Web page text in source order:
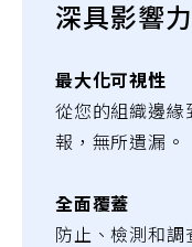
深具影響
最大化可視性
從您的組織邊緣
報，無所遺漏。
全面覆蓋
防止、檢測和